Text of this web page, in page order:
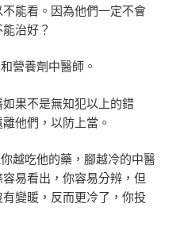
能看。因為他們一定不會
治好？
營養劑中醫師。
果不是無知犯以上的錯
他們，以防上當。
越吃他的藥，腳越冷的中醫
易看出，你容易分辨，但
變暖，反而更冷了，你投